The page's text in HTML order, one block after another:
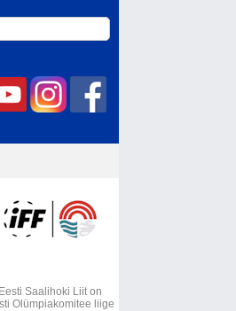
Eesti Saalihoki Liit on
Olümpiakomitee liige